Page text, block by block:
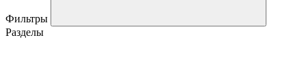
Фильтры
Разделы